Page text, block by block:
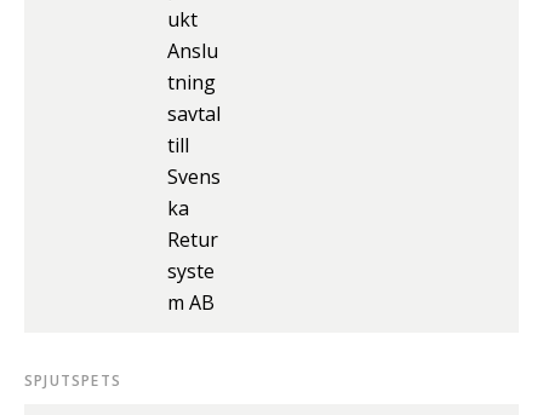
ukt
Anslu
tning
savtal
till
Svens
ka
Retur
syste
m AB
SPJUTSPETS